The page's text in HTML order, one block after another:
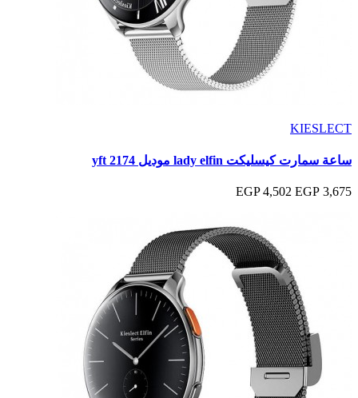
KIESLECT
ساعة سمارت كيسليكت lady elfin موديل yft 2174
3,675 EGP
4,502 EGP